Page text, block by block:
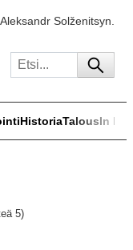
Solženitsyn.
HistoriaTalousIn
5)